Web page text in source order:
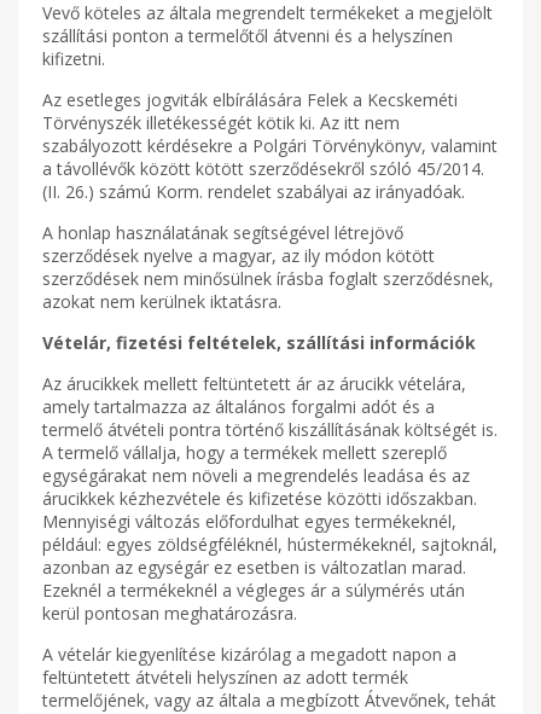
Vevő köteles az általa megrendelt termékeket a megjelölt
szállítási ponton a termelőtől átvenni és a helyszínen
kifizetni.
Az esetleges jogviták elbírálására Felek a Kecskeméti
Törvényszék illetékességét kötik ki. Az itt nem
szabályozott kérdésekre a Polgári Törvénykönyv, valamint
a távollévők között kötött szerződésekről szóló 45/2014.
(II. 26.) számú Korm. rendelet szabályai az irányadóak.
A honlap használatának segítségével létrejövő
szerződések nyelve a magyar, az ily módon kötött
szerződések nem minősülnek írásba foglalt szerződésnek,
azokat nem kerülnek iktatásra.
Vételár, fizetési feltételek, szállítási információk
Az árucikkek mellett feltüntetett ár az árucikk vételára,
amely tartalmazza az általános forgalmi adót és a
termelő átvételi pontra történő kiszállításának költségét is.
A termelő vállalja, hogy a termékek mellett szereplő
egységárakat nem növeli a megrendelés leadása és az
árucikkek kézhezvétele és kifizetése közötti időszakban.
Mennyiségi változás előfordulhat egyes termékeknél,
például: egyes zöldségféléknél, hústermékeknél, sajtoknál,
azonban az egységár ez esetben is változatlan marad.
Ezeknél a termékeknél a végleges ár a súlymérés után
kerül pontosan meghatározásra.
A vételár kiegyenlítése kizárólag a megadott napon a
feltüntetett átvételi helyszínen az adott termék
termelőjének, vagy az általa a megbízott Átvevőnek, tehát